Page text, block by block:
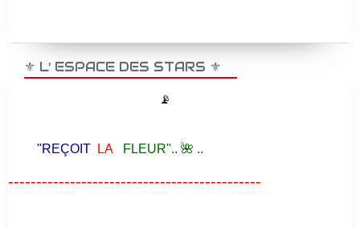
⚜️ L' ESPACE DES STARS ⚜️
📡
"REÇOIT LA FLEUR".. 🌺 ..
---------------------------------------------